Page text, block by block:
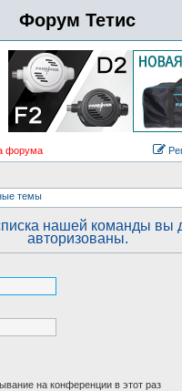
Форум Тетис
форума
темы
нашей команды вы
авторизованы.
на конференции в этот раз